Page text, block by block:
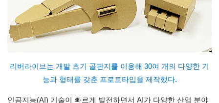
리버라이브는 개발 초기 골판지를 이용해 30여 개의 다양한 기
능과 형태를 갖춘 프로토타입을 제작했다.
인공지능(AI) 기술이 빠르게 발전하면서 AI가 다양한 산업 분야